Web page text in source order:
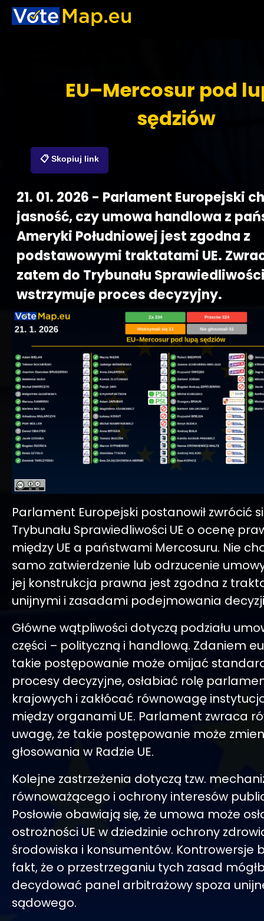
EU–Mercosur pod
sędziów
📋 Skopiuj link
21. 01. 2026 - Parlament Europejski
jasność, czy umowa handlowa z
Ameryki Południowej jest zgodna z
podstawowymi traktatami UE.
zatem do Trybunału Sprawiedliwości
wstrzymuje proces decyzyjny.
Parlament Europejski postanowił zwrócić
Trybunału Sprawiedliwości UE o ocenę
między UE a państwami Mercosuru. Nie
samo zatwierdzenie lub odrzucenie
jej konstrukcja prawna jest zgodna z
unijnymi i zasadami podejmowania
Główne wątpliwości dotyczą podziału
części – polityczną i handlową. Zdaniem
takie postępowanie może omijać
procesy decyzyjne, osłabiać rolę
krajowych i zakłócać równowagę
między organami UE. Parlament zwraca
uwagę, że takie postępowanie może
głosowania w Radzie UE.
Kolejne zastrzeżenia dotyczą tzw.
równoważącego i ochrony interesów
Posłowie obawiają się, że umowa może
ostrożności UE w dziedzinie ochrony
środowiska i konsumentów. Kontrowersje
fakt, że o przestrzeganiu tych zasad
decydować panel arbitrażowy spoza
sądowego.